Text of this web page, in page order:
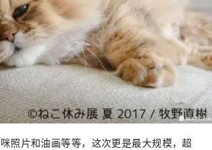
照片和油画等等，这次更是最大规模，超